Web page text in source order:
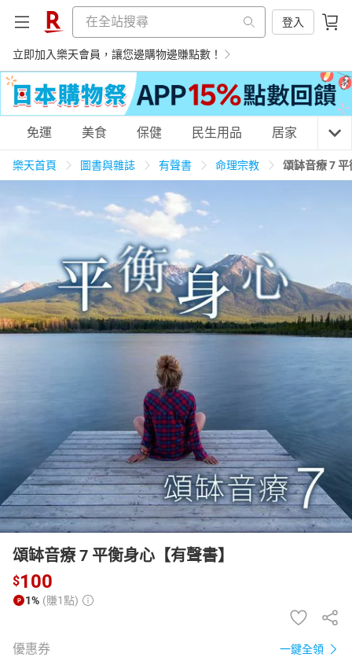
登入
立即加入樂天會員，讓您邊購物邊賺點數！
購物網分類
天天免運 美食蛋糕 養生保健
居家生活 3C家電 運動休閒 親子玩具
電子/紙本書
HOT
免運 美食 保健 民生用品 居家 3C
樂天首頁 圖書與雜誌 有聲書 命理宗教 頌缽音療 7
頌缽音療 7 平衡身心【有聲書】
$100
1% (賺1點)
優惠券 一鍵全領